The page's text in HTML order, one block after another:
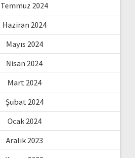
Temmuz 2024
Haziran 2024
Mayıs 2024
Nisan 2024
Mart 2024
Şubat 2024
Ocak 2024
Aralık 2023